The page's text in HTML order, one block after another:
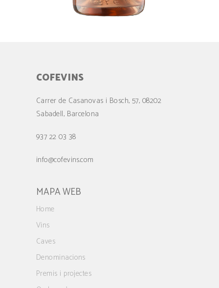
COFEVINS
Carrer de Casanovas i Bosch, 57, 08202
Sabadell, Barcelona
937 22 03 38
info@cofevins.com
MAPA WEB
Home
Vins
Caves
Denominacions
Premis i projectes